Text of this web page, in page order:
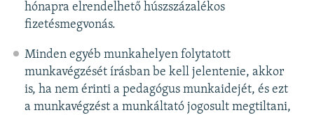
hónapra elrendelhető húszszázalékos
fizetésmegvonás.
Minden egyéb munkahelyen folytatott
munkavégzését írásban be kell jelentenie, akkor
is, ha nem érinti a pedagógus munkaidejét, és ezt
a munkavégzést a munkáltató jogosult megtiltani,